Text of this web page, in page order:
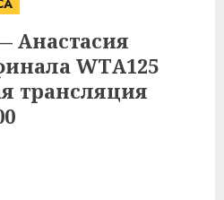
Анастасия
WTA125
трансляция